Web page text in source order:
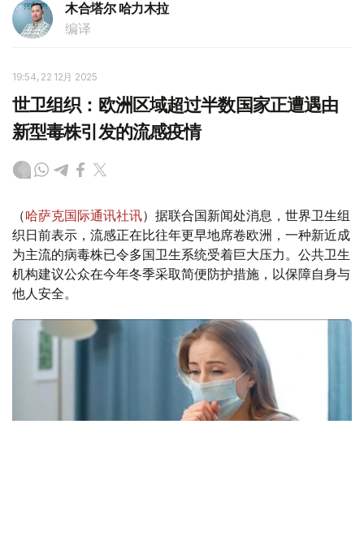
木合塔尔 哈力木拉
编译
19:54, 22 12月 2025
世卫组织：欧洲区域超过半数国家正遭遇由
新型毒株引发的流感疫情
（哈萨克国际通讯社讯）据联合国新闻处消息，世界卫生组
织日前表示，流感正在比往年更早地席卷欧洲，一种新近成
为主流的病毒株已令多国卫生系统受着巨大压力。公共卫生
机构建议公众在今年冬季采取简便防护措施，以保障自身与
他人安全。